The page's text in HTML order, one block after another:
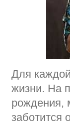
Для
жизни. На
рождения,